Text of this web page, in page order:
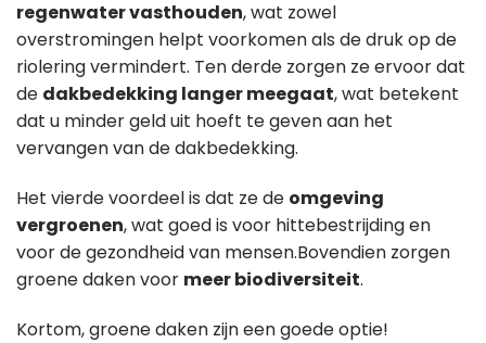
regenwater vasthouden, wat zowel
overstromingen helpt voorkomen als de druk op de
riolering vermindert. Ten derde zorgen ze ervoor dat
de dakbedekking langer meegaat, wat betekent
dat u minder geld uit hoeft te geven aan het
vervangen van de dakbedekking.
Het vierde voordeel is dat ze de omgeving
vergroenen, wat goed is voor hittebestrijding en
voor de gezondheid van mensen.Bovendien zorgen
groene daken voor meer biodiversiteit.
Kortom, groene daken zijn een goede optie!